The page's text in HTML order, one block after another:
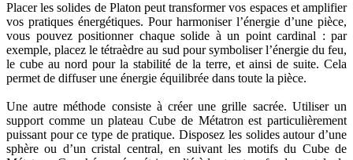
Placer les solides de Platon peut transformer vos espaces et amplifier
vos pratiques énergétiques. Pour harmoniser l’énergie d’une pièce,
vous pouvez positionner chaque solide à un point cardinal : par
exemple, placez le tétraèdre au sud pour symboliser l’énergie du feu,
le cube au nord pour la stabilité de la terre, et ainsi de suite. Cela
permet de diffuser une énergie équilibrée dans toute la pièce.
Une autre méthode consiste à créer une grille sacrée. Utiliser un
support comme un plateau Cube de Métatron est particulièrement
puissant pour ce type de pratique. Disposez les solides autour d’une
sphère ou d’un cristal central, en suivant les motifs du Cube de